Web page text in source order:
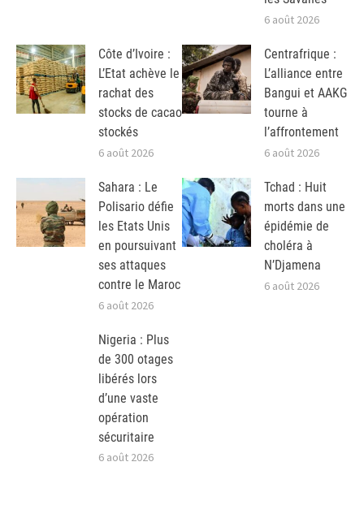
6 août 2026
Côte d’Ivoire :
L’Etat achève le
rachat des
stocks de cacao
stockés
6 août 2026
Centrafrique :
L’alliance entre
Bangui et AAKG
tourne à
l’affrontement
6 août 2026
Sahara : Le
Polisario défie
les Etats Unis
en poursuivant
ses attaques
contre le Maroc
6 août 2026
Tchad : Huit
morts dans une
épidémie de
choléra à
N’Djamena
6 août 2026
Nigeria : Plus
de 300 otages
libérés lors
d’une vaste
opération
sécuritaire
6 août 2026